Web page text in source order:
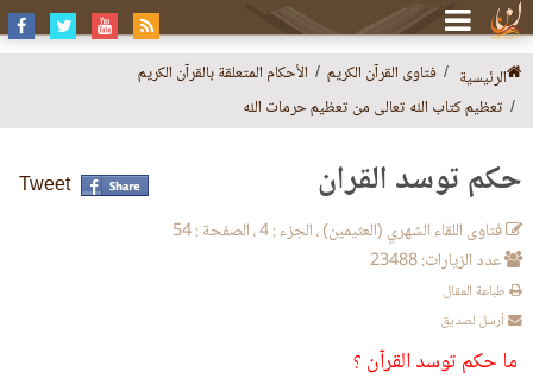
الرئيسية فتاوى القرآن الكريم
الأحكام المتعلقة بالقرآن الكريم
تعظيم كتاب الله تعالى من تعظيم حرمات الله
حكم توسد القرآن Tweet
فتاوى اللقاء الشهري (العثيمين) ، الجزء : 4 ، الصفحة : 54
عدد الزيارات: 23488
طباعة المقال
أرسل لصديق
ما حكم توسد القرآن ؟